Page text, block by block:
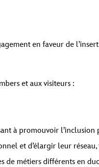
en faveur de
et aux visiteurs :
à promouvoir l’inclusion
et d’élargir leur
de métiers différents en